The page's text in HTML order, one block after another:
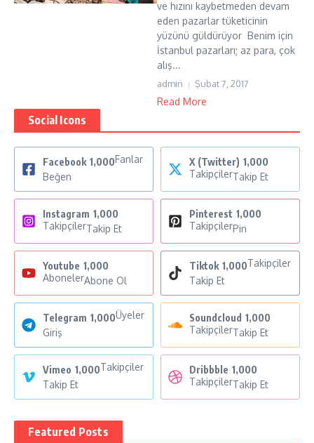
ve hızını kaybetmeden devam
eden pazarlar tüketicinin
yüzünü güldürüyor Benim için
İstanbul pazarları; az para, çok
alış...
admin Şubat 7, 2017
Read More
Social Icons
Facebook 1,000Fanlar
Beğen
X (Twitter) 1,000
TakipçilerTakip Et
Instagram 1,000
TakipçilerTakip Et
Pinterest 1,000
TakipçilerPin
Youtube 1,000
AbonelerAbone Ol
Tiktok 1,000Takipçiler
Takip Et
Telegram 1,000Üyeler
Giriş
Soundcloud 1,000
TakipçilerTakip Et
Vimeo 1,000Takipçiler
Takip Et
Dribbble 1,000
TakipçilerTakip Et
Featured Posts